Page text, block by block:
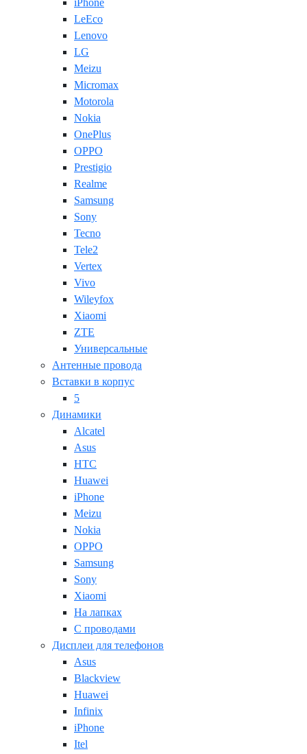
iPhone
LeEco
Lenovo
LG
Meizu
Micromax
Motorola
Nokia
OnePlus
OPPO
Prestigio
Realme
Samsung
Sony
Tecno
Tele2
Vertex
Vivo
Wileyfox
Xiaomi
ZTE
Универсальные
Антенные провода
Вставки в корпус
5
Динамики
Alcatel
Asus
HTC
Huawei
iPhone
Meizu
Nokia
OPPO
Samsung
Sony
Xiaomi
На лапках
С проводами
Дисплеи для телефонов
Asus
Blackview
Huawei
Infinix
iPhone
Itel